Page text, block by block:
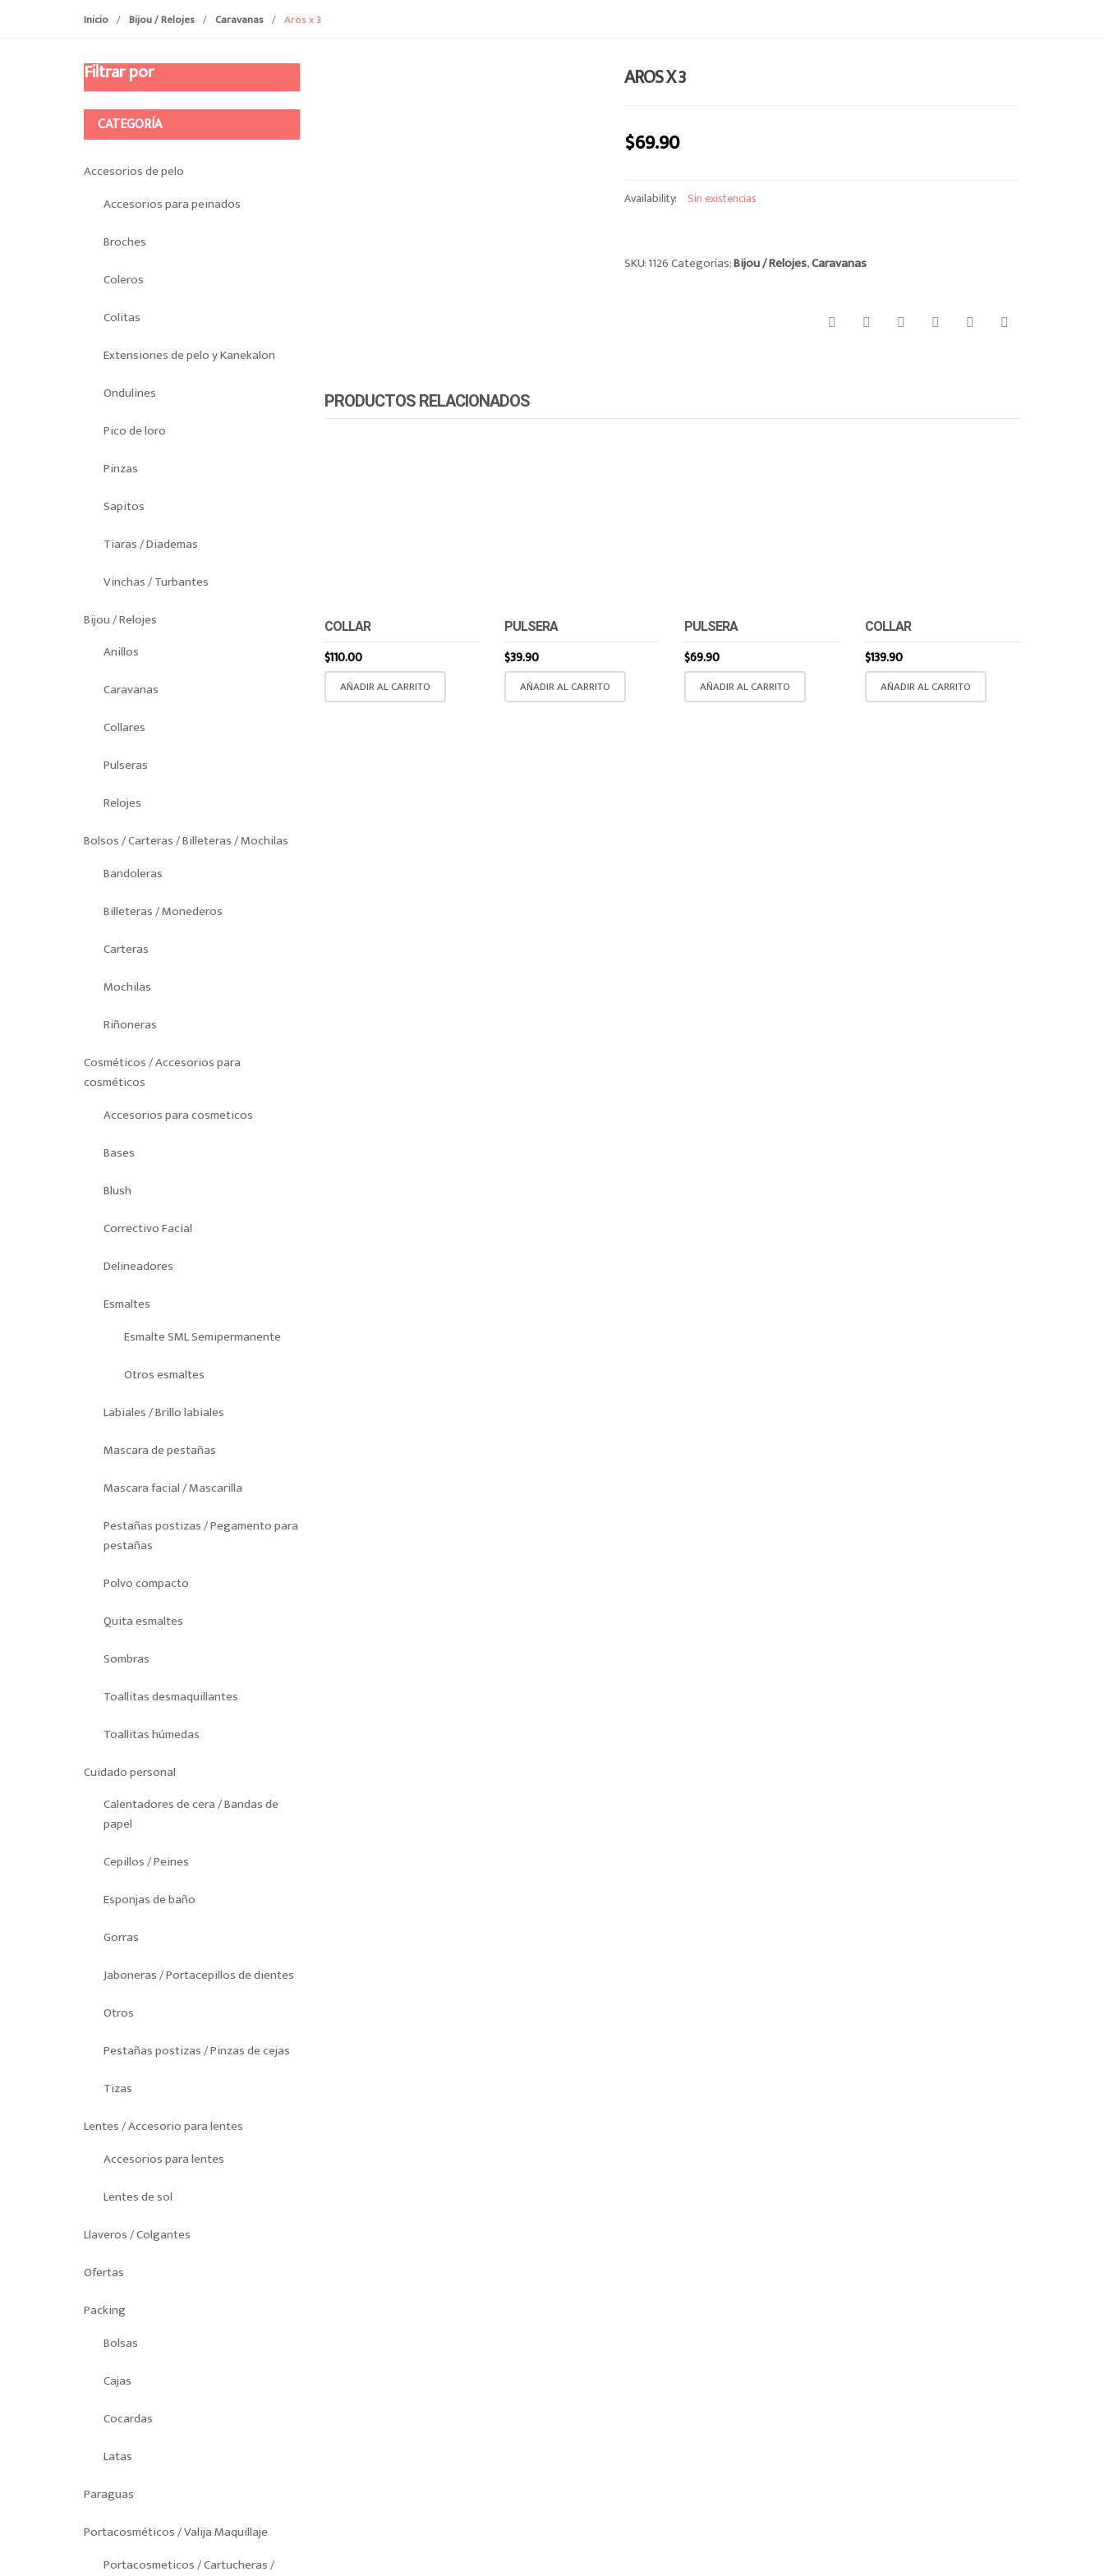
Inicio / Bijou / Relojes / Caravanas / Aros x 3
AROS X 3
$69.90
Availability: Sin existencias
SKU:1126Categorías:Bijou / Relojes,Caravanas
PRODUCTOS RELACIONADOS
COLLAR
$110.00
AÑADIR AL CARRITO
PULSERA
$39.90
AÑADIR AL CARRITO
PULSERA
$69.90
AÑADIR AL CARRITO
COLLAR
$139.90
AÑADIR AL CARRITO
Filtrar por
CATEGORÍA
Accesorios de pelo
Accesorios para peinados
Broches
Coleros
Colitas
Extensiones de pelo y Kanekalon
Ondulines
Pico de loro
Pinzas
Sapitos
Tiaras / Diademas
Vinchas / Turbantes
Bijou / Relojes
Anillos
Caravanas
Collares
Pulseras
Relojes
Bolsos / Carteras / Billeteras / Mochilas
Bandoleras
Billeteras / Monederos
Carteras
Mochilas
Riñoneras
Cosméticos / Accesorios para
cosméticos
Accesorios para cosmeticos
Bases
Blush
Correctivo Facial
Delineadores
Esmaltes
Esmalte SML Semipermanente
Otros esmaltes
Labiales / Brillo labiales
Mascara de pestañas
Mascara facial / Mascarilla
Pestañas postizas / Pegamento para
pestañas
Polvo compacto
Quita esmaltes
Sombras
Toallitas desmaquillantes
Toallitas húmedas
Cuidado personal
Calentadores de cera / Bandas de
papel
Cepillos / Peines
Esponjas de baño
Gorras
Jaboneras / Portacepillos de dientes
Otros
Pestañas postizas / Pinzas de cejas
Tizas
Lentes / Accesorio para lentes
Accesorios para lentes
Lentes de sol
Llaveros / Colgantes
Ofertas
Packing
Bolsas
Cajas
Cocardas
Latas
Paraguas
Portacosméticos / Valija Maquillaje
Portacosmeticos / Cartucheras /